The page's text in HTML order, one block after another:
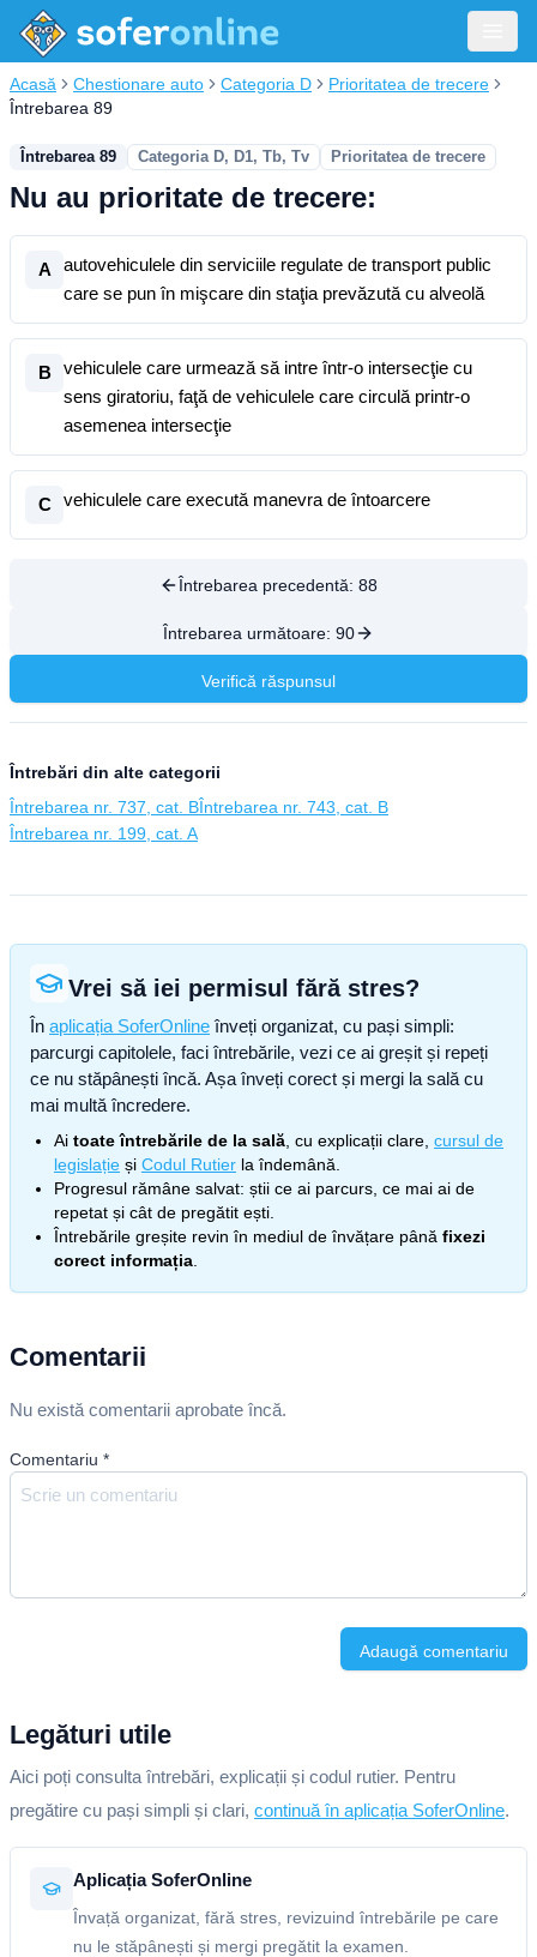
Acasă Chestionare auto Categoria D
Prioritatea de trecere
Întrebarea 89
Întrebarea 89 Categoria D, D1, Tb, Tv Prioritatea de trecere
Nu au prioritate de trecere:
A
autovehiculele din serviciile regulate de transport public
care se pun în mişcare din staţia prevăzută cu alveolă
B
vehiculele care urmează să intre într-o intersecţie cu
sens giratoriu, faţă de vehiculele care circulă printr-o
asemenea intersecţie
C vehiculele care execută manevra de întoarcere
Întrebarea precedentă: 88
Întrebarea următoare: 90
Verifică răspunsul
Întrebări din alte categorii
Întrebarea nr. 737, cat. BÎntrebarea nr. 743, cat. B
Întrebarea nr. 199, cat. A
Vrei să iei permisul fără stres?
În aplicația SoferOnline înveți organizat, cu pași simpli:
parcurgi capitolele, faci întrebările, vezi ce ai greșit și repeți
ce nu stăpânești încă. Așa înveți corect și mergi la sală cu
mai multă încredere.
Ai toate întrebările de la sală , cu explicații clare, cursul de
legislație și Codul Rutier la îndemână.
Progresul rămâne salvat: știi ce ai parcurs, ce mai ai de
repetat și cât de pregătit ești.
Întrebările greșite revin în mediul de învățare până fixezi
corect informația
Comentarii
Nu există comentarii aprobate încă.
Comentariu *
Adaugă comentariu
Legături utile
Aici poți consulta întrebări, explicații și codul rutier. Pentru
pregătire cu pași simpli și clari, continuă în aplicația SoferOnline.
Aplicația SoferOnline
Învață organizat, fără stres, revizuind întrebările pe care
nu le stăpânești și mergi pregătit la examen.